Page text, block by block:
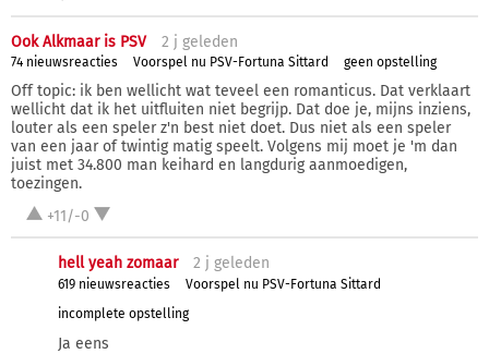
Ook Alkmaar is PSV 2 j geleden
74 nieuwsreacties Voorspel nu PSV-Fortuna Sittard geen opstelling
Off topic: ik ben wellicht wat teveel een romanticus. Dat verklaart
wellicht dat ik het uitfluiten niet begrijp. Dat doe je, mijns inziens,
louter als een speler z'n best niet doet. Dus niet als een speler
van een jaar of twintig matig speelt. Volgens mij moet je 'm dan
juist met 34.800 man keihard en langdurig aanmoedigen,
toezingen.
+11/-0
hell yeah zomaar 2 j geleden
619 nieuwsreacties
Voorspel nu PSV-Fortuna Sittard
incomplete opstelling
Ja eens